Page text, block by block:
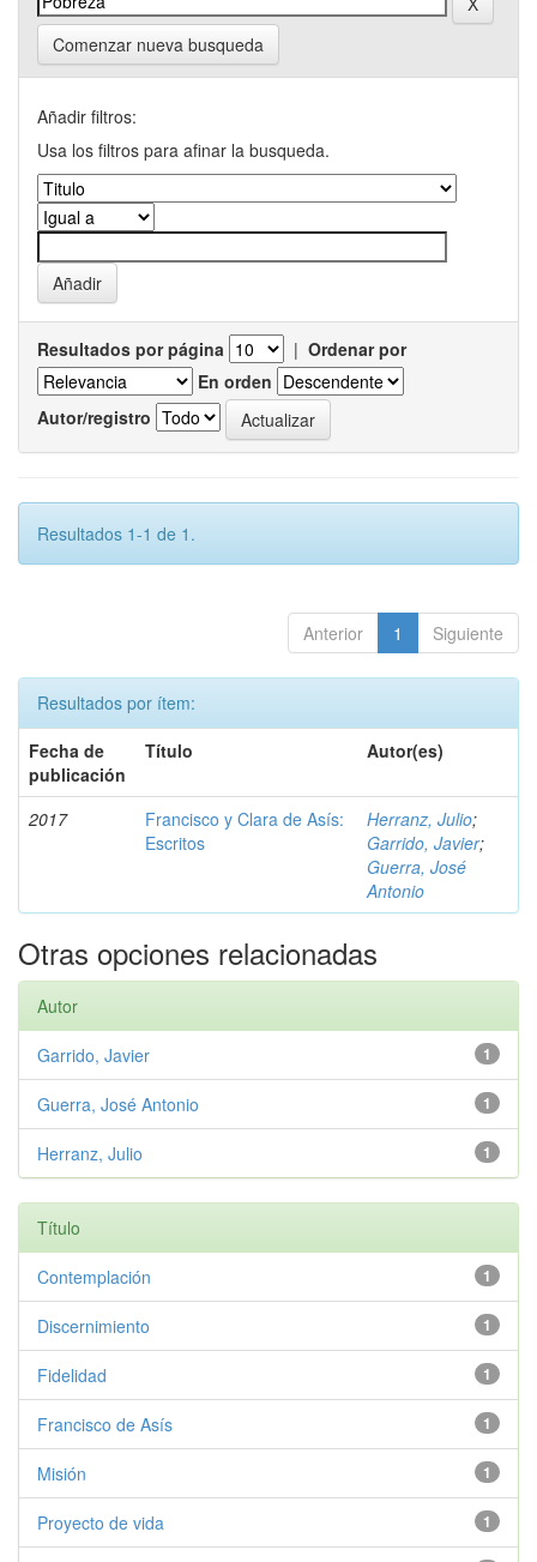
Comenzar nueva busqueda
Añadir filtros:
Usa los filtros para afinar la busqueda.
Resultados por página | Ordenar por
En orden
Autor/registro
Resultados 1-1 de 1.
Anterior 1 Siguiente
Resultados por ítem:
Fecha de
publicación
Título Autor(es)
2017
Francisco y Clara de Asís:
Escritos
Herranz, Julio;
Garrido, Javier;
Guerra, José
Antonio
Otras opciones relacionadas
Autor
1
Garrido, Javier
1
Guerra, José Antonio
1
Herranz, Julio
Título
1
Contemplación
1
Discernimiento
1
Fidelidad
1
Francisco de Asís
1
Misión
1
Proyecto de vida